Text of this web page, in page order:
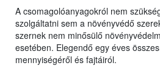
A csomagolóanyagokról nem
szolgáltatni sem a növényvédő
szernek nem minősülő
esetében. Elegendő egy éves
mennyiségéről és fajtáiról.